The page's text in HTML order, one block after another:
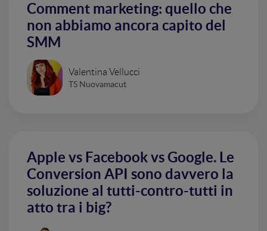
Comment marketing: quello che
non abbiamo ancora capito del
SMM
Valentina Vellucci
TS Nuovamacut
Apple vs Facebook vs Google. Le
Conversion API sono davvero la
soluzione al tutti-contro-tutti in
atto tra i big?